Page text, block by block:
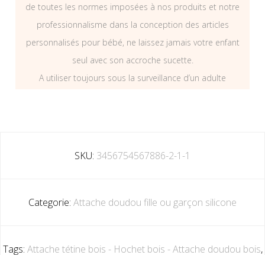
de toutes les normes imposées à nos produits et notre
professionnalisme dans la conception des articles
personnalisés pour bébé, ne laissez jamais votre enfant
seul avec son accroche sucette.
A utiliser toujours sous la surveillance d’un adulte
SKU: 3456754567886-2-1-1
Categorie: Attache doudou fille ou garçon silicone
Tags: Attache tétine bois - Hochet bois - Attache doudou bois,